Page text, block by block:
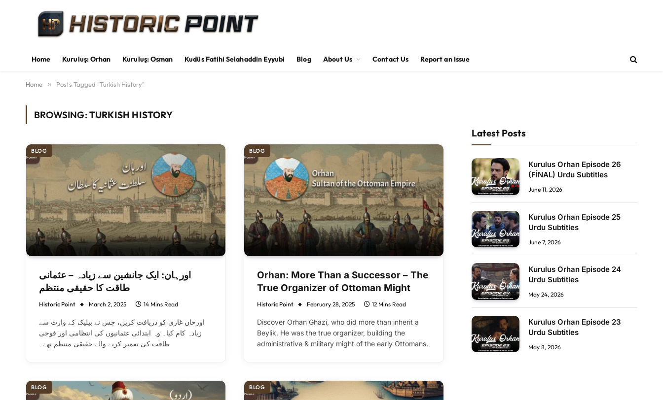
Home Kuruluş: Orhan Kuruluş: Osman Kudüs Fatihi Selahaddin Eyyubi Blog About Us Contact Us Report an Issue
Home » Posts Tagged "Turkish History"
BROWSING:TURKISH HISTORY
BLOG
اورہان: ایک جانشین سے زیادہ – عثمانی
طاقت کا حقیقی منتظم
Historic Point March 2, 2025 14 Mins Read
اورحان غازی کو دریافت کریں، جس نے بیلیک کے وارث سے
زیادہ کام کیا۔ وہ ابتدائی عثمانیوں کی انتظامی اور فوجی
طاقت کی تعمیر کرنے والے حقیقی منتظم تھے۔
BLOG
Orhan: More Than a Successor – The
True Organizer of Ottoman Might
Historic Point February 28, 2025 12 Mins Read
Discover Orhan Ghazi, who did more than inherit a
Beylik. He was the true organizer, building the
administrative & military might of the early Ottomans.
BLOG BLOG
Latest Posts
Kurulus Orhan Episode 26
(FİNAL) Urdu Subtitles
June 11, 2026
Kurulus Orhan Episode 25
Urdu Subtitles
June 7, 2026
Kurulus Orhan Episode 24
Urdu Subtitles
May 24, 2026
Kurulus Orhan Episode 23
Urdu Subtitles
May 8, 2026